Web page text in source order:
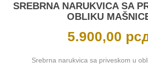
SREBRNA NARUKVICA SA
OBLIKU
5.900,00
Srebrna narukvica sa priveskom u